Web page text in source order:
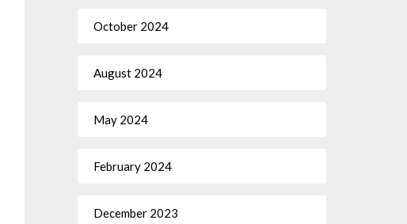
October 2024
August 2024
May 2024
February 2024
December 2023